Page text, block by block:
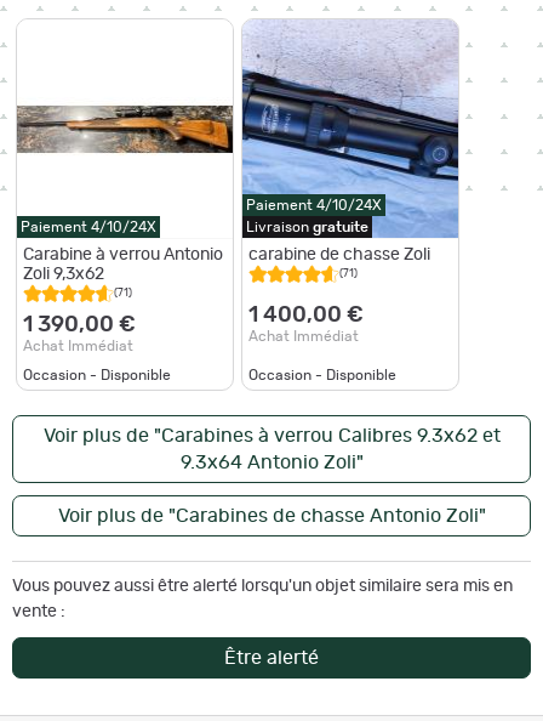
Paiement 4/10/24X
Carabine à verrou Antonio
Zoli 9,3x62
(71)
1 390,00 €
Achat Immédiat
Occasion - Disponible
Paiement 4/10/24X
Livraison gratuite
carabine de chasse Zoli
(71)
1 400,00 €
Achat Immédiat
Occasion - Disponible
Voir plus de "Carabines à verrou Calibres 9.3x62 et
9.3x64 Antonio Zoli"
Voir plus de "Carabines de chasse Antonio Zoli"
Vous pouvez aussi être alerté lorsqu'un objet similaire sera mis en
vente :
Être alerté